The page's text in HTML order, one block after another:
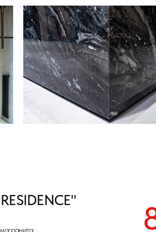
Срок в месяцах
8
порталов.